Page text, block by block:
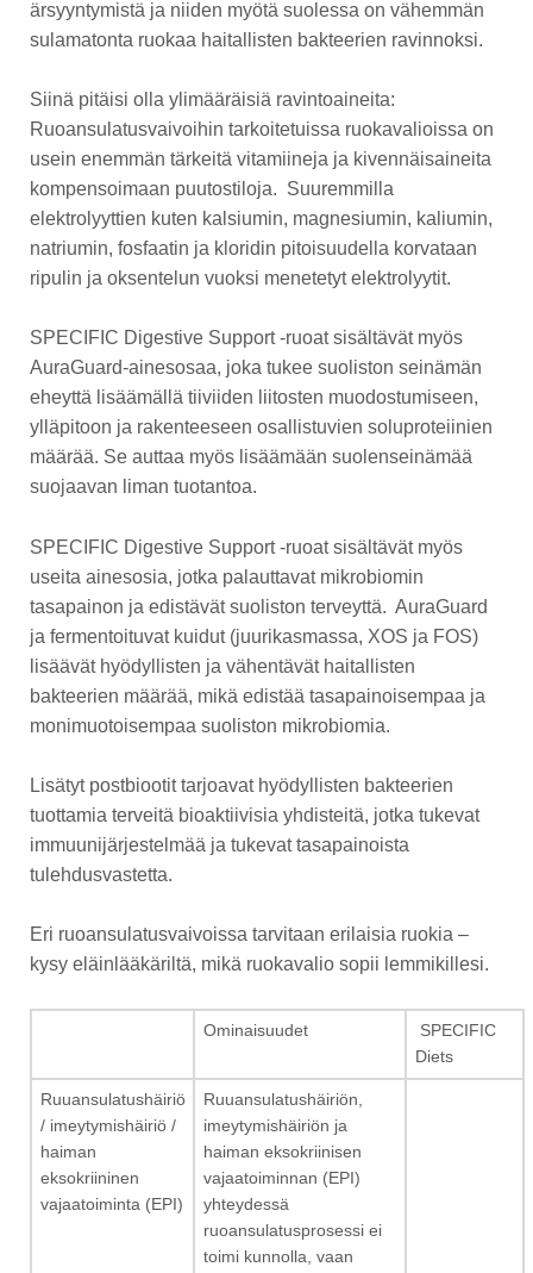
ärsyyntymistä ja niiden myötä suolessa on vähemmän
sulamatonta ruokaa haitallisten bakteerien ravinnoksi.
Siinä pitäisi olla ylimääräisiä ravintoaineita:
Ruoansulatusvaivoihin tarkoitetuissa ruokavalioissa on
usein enemmän tärkeitä vitamiineja ja kivennäisaineita
kompensoimaan puutostiloja. Suuremmilla
elektrolyyttien kuten kalsiumin, magnesiumin, kaliumin,
natriumin, fosfaatin ja kloridin pitoisuudella korvataan
ripulin ja oksentelun vuoksi menetetyt elektrolyytit.
SPECIFIC Digestive Support -ruoat sisältävät myös
AuraGuard-ainesosaa, joka tukee suoliston seinämän
eheyttä lisäämällä tiiviiden liitosten muodostumiseen,
ylläpitoon ja rakenteeseen osallistuvien soluproteiinien
määrää. Se auttaa myös lisäämään suolenseinämää
suojaavan liman tuotantoa.
SPECIFIC Digestive Support -ruoat sisältävät myös
useita ainesosia, jotka palauttavat mikrobiomin
tasapainon ja edistävät suoliston terveyttä. AuraGuard
ja fermentoituvat kuidut (juurikasmassa, XOS ja FOS)
lisäävät hyödyllisten ja vähentävät haitallisten
bakteerien määrää, mikä edistää tasapainoisempaa ja
monimuotoisempaa suoliston mikrobiomia.
Lisätyt postbiootit tarjoavat hyödyllisten bakteerien
tuottamia terveitä bioaktiivisia yhdisteitä, jotka tukevat
immuunijärjestelmää ja tukevat tasapainoista
tulehdusvastetta.
Eri ruoansulatusvaivoissa tarvitaan erilaisia ruokia –
kysy eläinlääkäriltä, mikä ruokavalio sopii lemmikillesi.
Ominaisuudet
SPECIFIC
Diets
Ruuansulatushäiriö
/ imeytymishäiriö /
haiman
eksokriininen
vajaatoiminta (EPI)
Ruuansulatushäiriön,
imeytymishäiriön ja
haiman eksokriinisen
vajaatoiminnan (EPI)
yhteydessä
ruoansulatusprosessi ei
toimi kunnolla, vaan